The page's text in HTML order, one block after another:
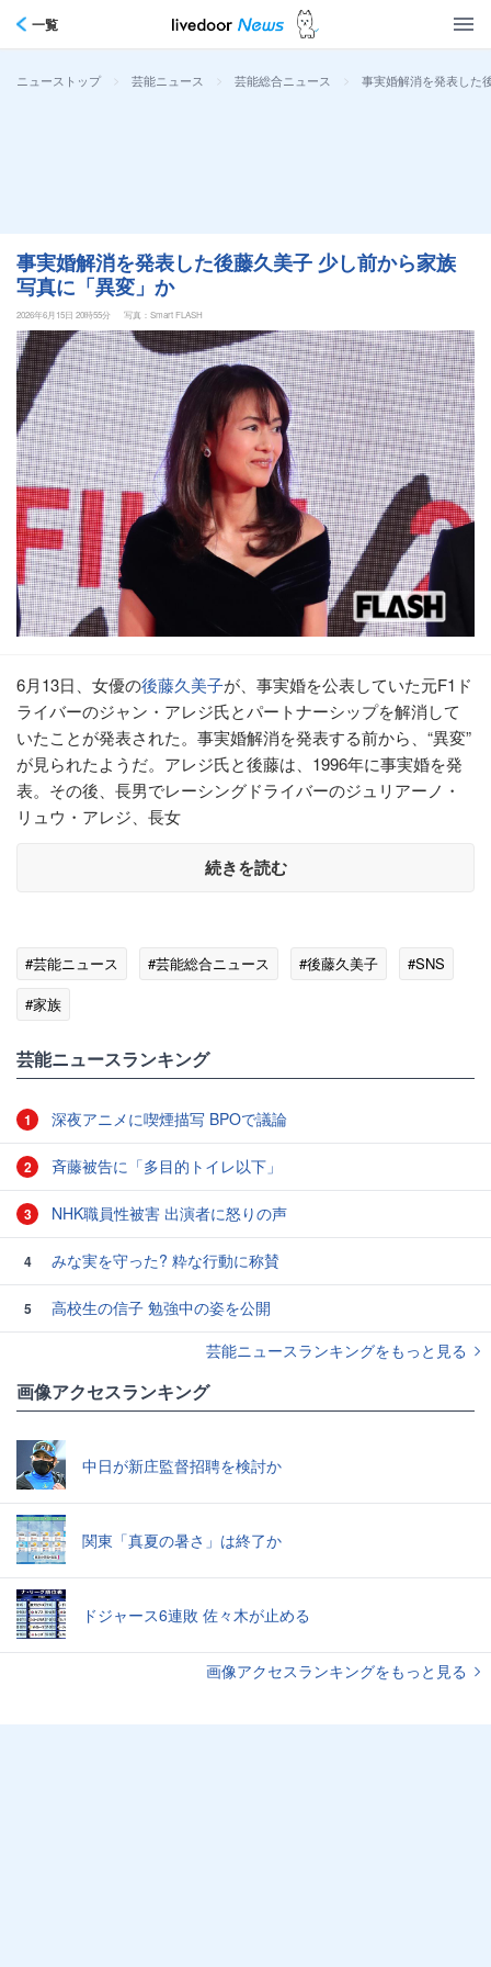
一覧
ニューストップ > 芸能ニュース > 芸能総合ニュース > 事実婚解消を発表した
事実婚解消を発表した後藤久美子 少し前から家族
写真に「異変」か
2026年6月15日 20時55分 写真：Smart FLASH
6月13日、女優の後藤久美子が、事実婚を公表していた元F1ド
ライバーのジャン・アレジ氏とパートナーシップを解消して
いたことが発表された。事実婚解消を発表する前から、“異変”
が見られたようだ。アレジ氏と後藤は、1996年に事実婚を発
表。その後、長男でレーシングドライバーのジュリアーノ・
リュウ・アレジ、長女
続きを読む
#芸能ニュース #芸能総合ニュース #後藤久美子
#SNS
#家族
芸能ニュースランキング
1 深夜アニメに喫煙描写 BPOで議論
2 斉藤被告に「多目的トイレ以下」
3 NHK職員性被害 出演者に怒りの声
4 みな実を守った? 粋な行動に称賛
5
高校生の信子 勉強中の姿を公開
芸能ニュースランキングをもっと見る
画像アクセスランキング
中日が新庄監督招聘を検討か
関東「真夏の暑さ」は終了か
ドジャース6連敗 佐々木が止める
画像アクセスランキングをもっと見る